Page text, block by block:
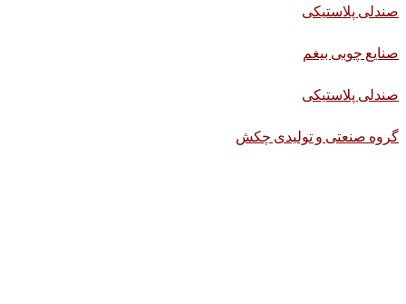
صندلی پلاستیکی
صنایع چوبی بیغم
صندلی پلاستیکی
گروه صنعتی و تولیدی چکش